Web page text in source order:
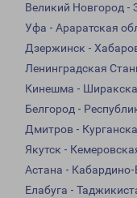
Великий Новгород -
Уфа - Араратская
Дзержинск -
Ленинградская
Кинешма -
Белгород -
Дмитров -
Якутск -
Астана -
Елабуга -